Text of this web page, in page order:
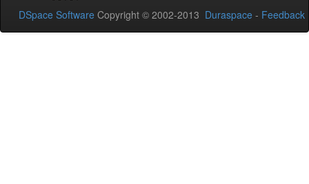
DSpace Software Copyright © 2002-2013 Duraspace - Feedback